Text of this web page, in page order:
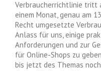
Verbraucherrichtlinie tritt
einem Monat, genau am
Recht umgesetzte
Anlass für uns, einige
Anforderungen und zur
für Online-Shops zu
bis jetzt des Themas